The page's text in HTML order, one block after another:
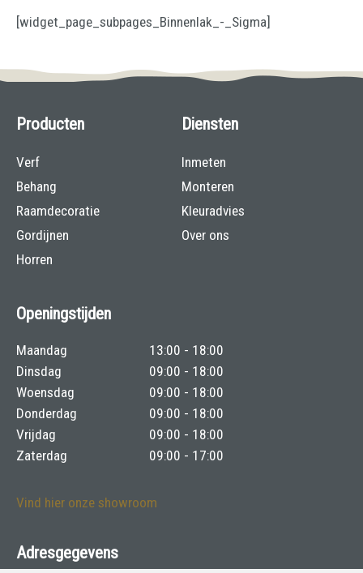
[widget_page_subpages_Binnenlak_-_Sigma]
Producten
Verf
Behang
Raamdecoratie
Gordijnen
Horren
Diensten
Inmeten
Monteren
Kleuradvies
Over ons
Openingstijden
Maandag
13:00 - 18:00
Dinsdag
09:00 - 18:00
Woensdag
09:00 - 18:00
Donderdag
09:00 - 18:00
Vrijdag
09:00 - 18:00
Zaterdag
09:00 - 17:00
Vind hier onze showroom
Adresgegevens